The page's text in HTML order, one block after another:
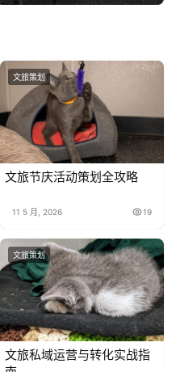
文旅策划
文旅节庆活动策划全攻略
11 5 月, 2026 19
文旅策划
文旅私域运营与转化实战指